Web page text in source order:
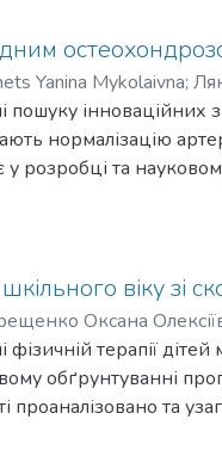
клініко-
5-6 років із
Yanina Mykolaivna;
інноваційних
нормалізацію
розробці та
її
остеохондрозом
віку зі
Оксана
терапії
обґрунтуванні
та
Розроблено та